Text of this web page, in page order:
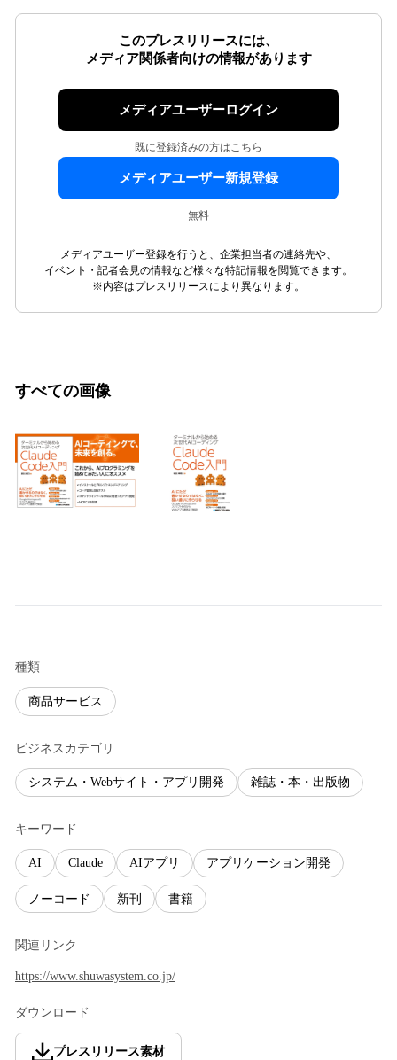
このプレスリリースには、
メディア関係者向けの情報があります
メディアユーザーログイン
既に登録済みの方はこちら
メディアユーザー新規登録
無料
メディアユーザー登録を行うと、企業担当者の連絡先や、
イベント・記者会見の情報など様々な特記情報を閲覧できます。
※内容はプレスリリースにより異なります。
すべての画像
種類
商品サービス
ビジネスカテゴリ
システム・Webサイト・アプリ開発 雑誌・本・出版物
キーワード
AI Claude AIアプリ アプリケーション開発
ノーコード 新刊 書籍
関連リンク
https://www.shuwasystem.co.jp/
ダウンロード
プレスリリース素材